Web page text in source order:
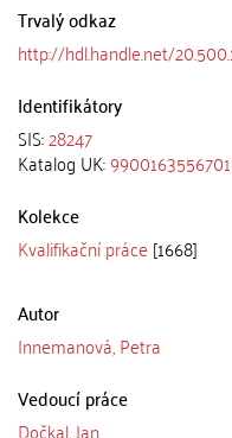
Trvalý odkaz
http://hdl.handle.net/
Identifikátory
SIS:28247
Katalog UK:
Kolekce
Kvalifikační práce [1668]
Autor
Innemanová, Petra
Vedoucí práce
Dočkal, Jan